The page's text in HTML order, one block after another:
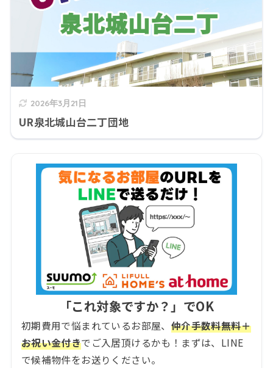
2026年3月21日
UR泉北城山台二丁団地
「これ対象ですか？」でOK
初期費用で悩まれているお部屋、 仲介手数料無料＋
お祝い金付きでご入居頂けるかも！まずは、LINE
で候補物件をお送りください。